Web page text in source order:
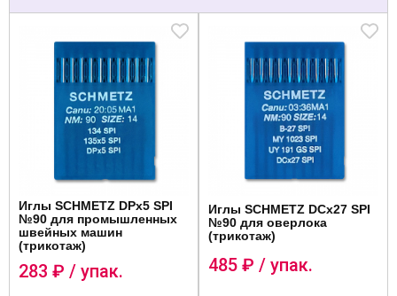
Иглы SCHMETZ DPx5 SPI
№90 для промышленных
швейных машин
(трикотаж)
283 ₽ / упак.
Иглы SCHMETZ DCx27 SPI
№90 для оверлока
(трикотаж)
485 ₽ / упак.